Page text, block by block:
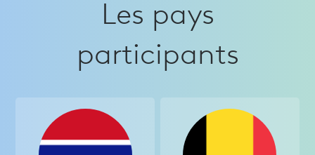
Les pays
participants